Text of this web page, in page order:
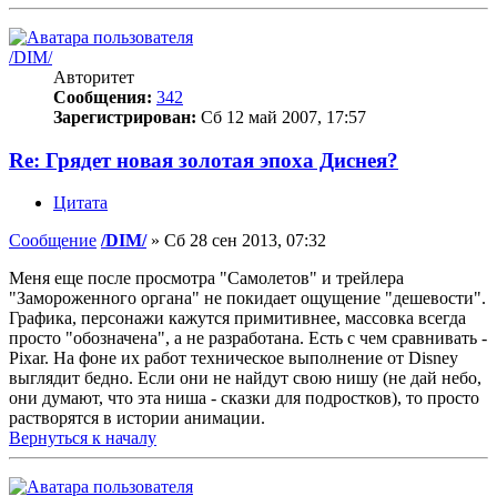
/DIM/
Авторитет
Сообщения: 342
Зарегистрирован: Сб 12 май 2007, 17:57
Re: Грядет новая золотая эпоха Диснея?
Цитата
Сообщение /DIM/» Сб 28 сен 2013, 07:32
Меня еще после просмотра "Самолетов" и трейлера
"Замороженного органа" не покидает ощущение "дешевости".
Графика, персонажи кажутся примитивнее, массовка всегда
просто "обозначена", а не разработана. Есть с чем сравнивать -
Pixar. На фоне их работ техническое выполнение от Disney
выглядит бедно. Если они не найдут свою нишу (не дай небо,
они думают, что эта ниша - сказки для подростков), то просто
растворятся в истории анимации.
Вернуться к началу